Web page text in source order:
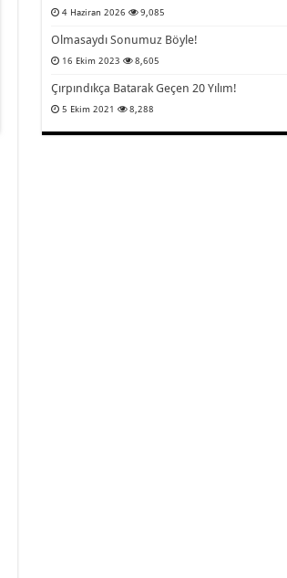
4 Haziran 2026 9,085
Olmasaydı Sonumuz Böyle!
16 Ekim 2023 8,605
Çırpındıkça Batarak Geçen 20 Yılım!
5 Ekim 2021 8,288